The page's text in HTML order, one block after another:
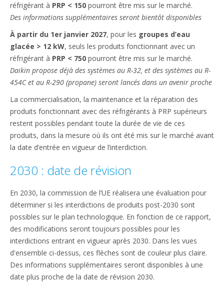
réfrigérant à PRP < 150 pourront être mis sur le marché.
Des informations supplémentaires seront bientôt disponibles
À partir du 1er janvier 2027, pour les groupes d’eau
glacée > 12 kW, seuls les produits fonctionnant avec un
réfrigérant à PRP < 750​ pourront être mis sur le marché.
Daikin propose déjà des systèmes au R-32, et des systèmes au R-
454C et au R-290 (propane) seront lancés dans un avenir proche
La commercialisation, la maintenance et la réparation des
produits fonctionnant avec des réfrigérants à PRP supérieurs
restent possibles pendant toute la durée de vie de ces
produits, dans la mesure où ils ont été mis sur le marché avant
la date d’entrée en vigueur de l’interdiction.
2030 : date de révision
En 2030, la commission de l’UE réalisera une évaluation pour
déterminer si les interdictions de produits post-2030 sont
possibles sur le plan technologique. En fonction de ce rapport,
des modifications seront toujours possibles pour les
interdictions entrant en vigueur après 2030. Dans les vues
d'ensemble ci-dessus, ces flèches sont de couleur plus claire.
Des informations supplémentaires seront disponibles à une
date plus proche de la date de révision 2030.